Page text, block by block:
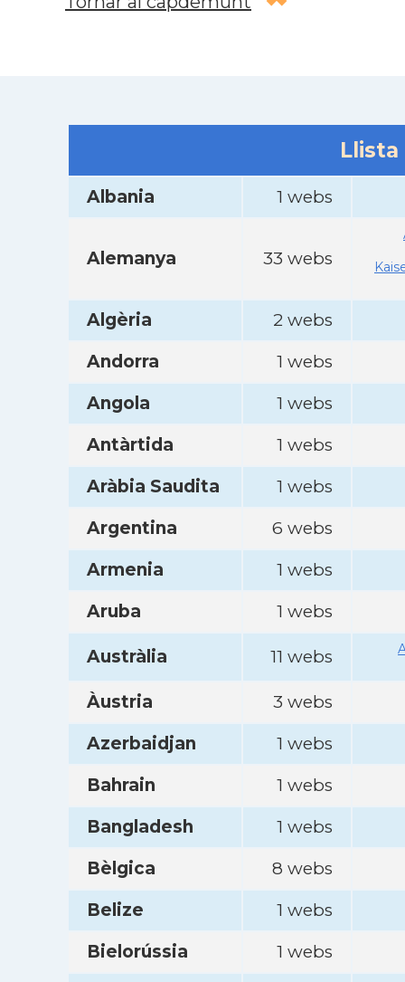
Albania 1 webs
Alemanya 33 webs
Algèria
2 webs
Andorra
1 webs
Angola
1 webs
Antàrtida
1 webs
Aràbia Saudita
1 webs
Argentina
6 webs
Armenia
1 webs
Aruba
1 webs
Austràlia 11 webs
Àustria
3 webs
Azerbaidjan
1 webs
Bahrain
1 webs
Bangladesh
1 webs
Bèlgica
8 webs
Belize
1 webs
Bielorússia
1 webs